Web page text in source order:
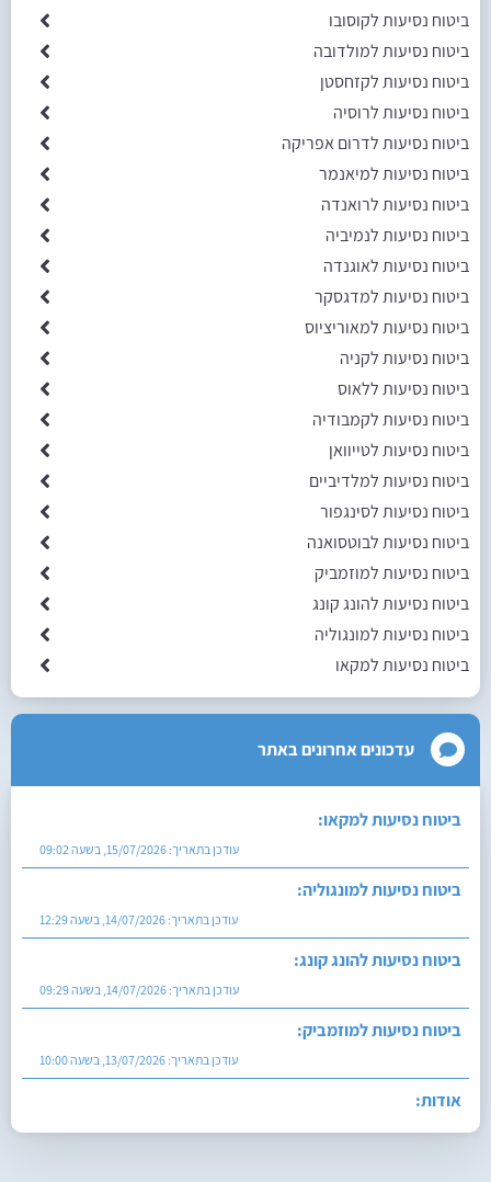
ביטוח נסיעות לקוסובו
ביטוח נסיעות למולדובה
ביטוח נסיעות לקזחסטן
ביטוח נסיעות לרוסיה
ביטוח נסיעות לדרום אפריקה
ביטוח נסיעות למיאנמר
ביטוח נסיעות לרואנדה
ביטוח נסיעות לנמיביה
ביטוח נסיעות לאוגנדה
ביטוח נסיעות למדגסקר
ביטוח נסיעות למאוריציוס
ביטוח נסיעות לקניה
ביטוח נסיעות ללאוס
ביטוח נסיעות לקמבודיה
ביטוח נסיעות לטייוואן
ביטוח נסיעות למלדיביים
ביטוח נסיעות לסינגפור
ביטוח נסיעות לבוטסואנה
ביטוח נסיעות למוזמביק
ביטוח נסיעות להונג קונג
ביטוח נסיעות למונגוליה
ביטוח נסיעות למקאו
עדכונים אחרונים באתר
ביטוח נסיעות למקאו:
עודכן בתאריך: 15/07/2026, בשעה 09:02
ביטוח נסיעות למונגוליה:
עודכן בתאריך: 14/07/2026, בשעה 12:29
ביטוח נסיעות להונג קונג:
עודכן בתאריך: 14/07/2026, בשעה 09:29
ביטוח נסיעות למוזמביק:
עודכן בתאריך: 13/07/2026, בשעה 10:00
אודות:
עודכן בתאריך:27/07/2026, בשעה 12:29